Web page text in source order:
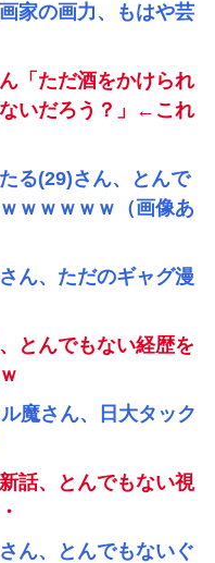
家の画力、もはや芸
「ただ酒をかけられ
いだろう？」←これ
る(29)さん、とんで
ｗｗｗｗｗ（画像あ
ん、ただのギャグ漫
とんでもない経歴を
魔さん、日大タック
話、とんでもない視
ん、とんでもないぐ